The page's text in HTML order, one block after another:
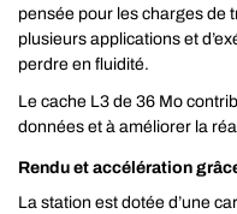
pensée pour les charges de
plusieurs applications et
perdre en fluidité.
Le cache L3 de 36 Mo
données et à améliorer la
Rendu et accélération
La station est dotée d’une